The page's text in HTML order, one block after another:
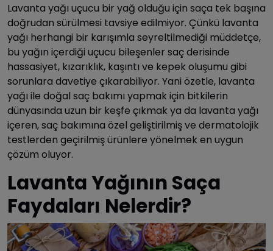
Lavanta yağı uçucu bir yağ olduğu için saça tek başına
doğrudan sürülmesi tavsiye edilmiyor. Çünkü lavanta
yağı herhangi bir karışımla seyreltilmediği müddetçe,
bu yağın içerdiği uçucu bileşenler saç derisinde
hassasiyet, kızarıklık, kaşıntı ve kepek oluşumu gibi
sorunlara davetiye çıkarabiliyor. Yani özetle, lavanta
yağı ile doğal saç bakımı yapmak için bitkilerin
dünyasında uzun bir keşfe çıkmak ya da lavanta yağı
içeren, saç bakımına özel geliştirilmiş ve dermatolojik
testlerden geçirilmiş ürünlere yönelmek en uygun
çözüm oluyor.
Lavanta Yağının Saça
Faydaları Nelerdir?